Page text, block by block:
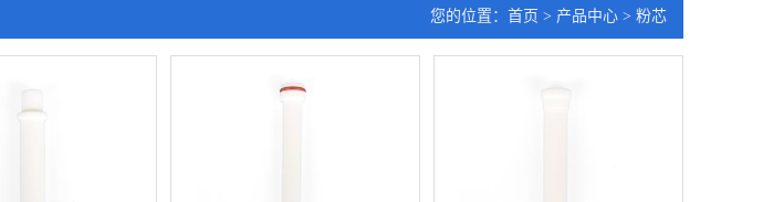
您的位置： 首页 > 产品中心 > 粉芯